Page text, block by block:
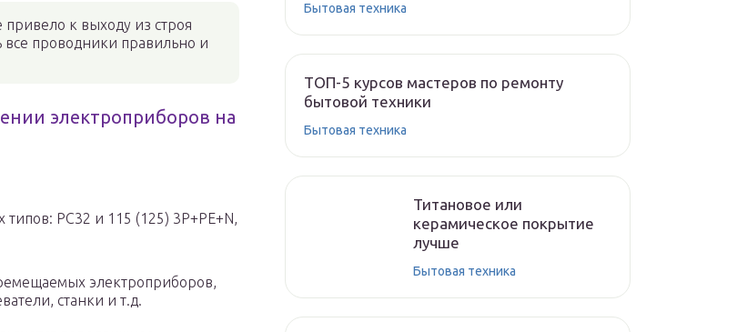
к выходу из строя
все проводники правильно и
электроприборов на
PC32 и 115 (125) 3P+PE+N,
электроприборов,
станки и т.д.
Бытовая техника
ТОП-5 курсов мастеров по ремонту
бытовой техники
Бытовая техника
Титановое или
керамическое покрытие
лучше
Бытовая техника